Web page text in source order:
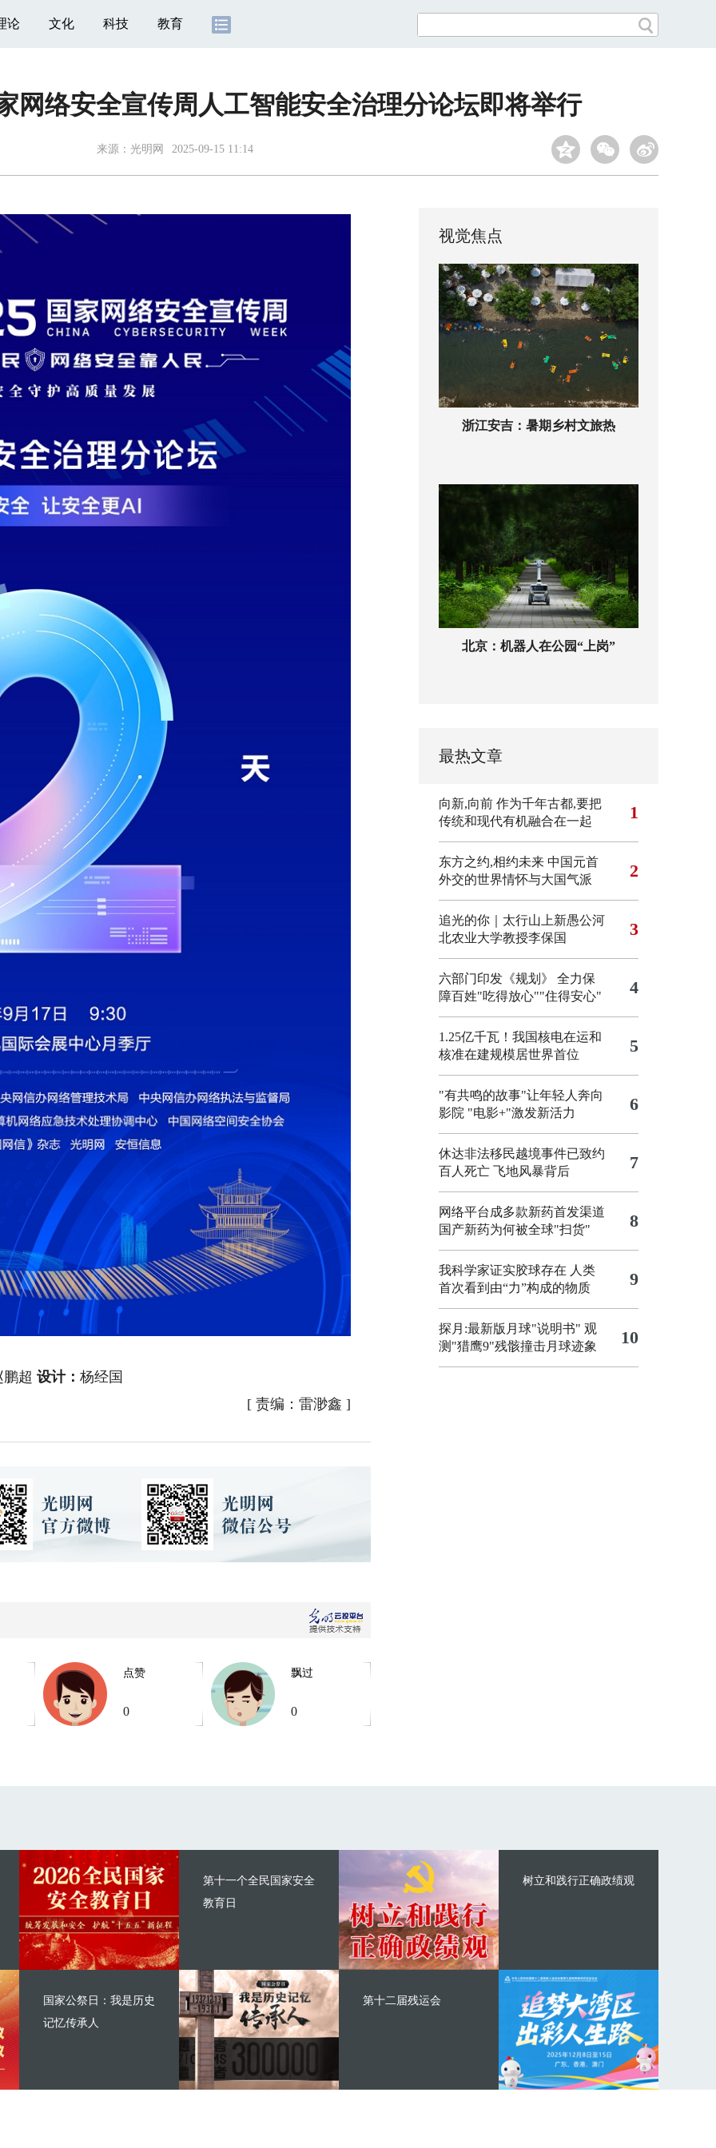
论 文化 科技 教育
网络安全宣传周人工智能安全治理分论坛即将举行
来源： 光明网 2025-09-15 11:14
鹏超设计：杨经国
[ 责编：雷渺鑫 ]
点赞
0
飘过
0
视觉焦点
浙江安吉：暑期乡村文旅热
北京：机器人在公园“上岗”
最热文章
向新,向前 作为千年古都,要把
传统和现代有机融合在一起
1
东方之约,相约未来 中国元首
外交的世界情怀与大国气派
2
追光的你｜太行山上新愚公河
北农业大学教授李保国
3
六部门印发《规划》 全力保
障百姓"吃得放心""住得安心"
4
1.25亿千瓦！我国核电在运和
核准在建规模居世界首位
5
"有共鸣的故事"让年轻人奔向
影院 "电影+"激发新活力 6
休达非法移民越境事件已致约
百人死亡 飞地风暴背后 7
网络平台成多款新药首发渠道
国产新药为何被全球"扫货"
8
我科学家证实胶球存在 人类
首次看到由“力”构成的物质
9
探月:最新版月球"说明书" 观
测"猎鹰9"残骸撞击月球迹象
10
第十一个全民国家安全
教育日
国家公祭日：我是历史
记忆传承人
树立和践行正确政绩观
第十二届残运会